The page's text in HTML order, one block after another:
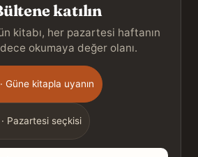
katılın
kitabı, her pazartesi haftanın
okumaya değer olanı.
Güne kitapla uyanın
Pazartesi seçkisi